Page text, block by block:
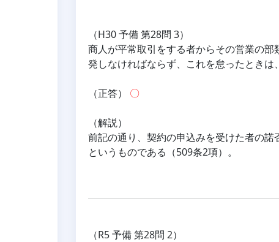
（H30 予備 第28問 3）
商人が平常取引をする者からその営業の
発しなければならず、これを怠ったときは
（正答） 〇
（解説）
前記の通り、契約の申込みを受けた者の
というものである（509条2項）。
（R5 予備 第28問 2）